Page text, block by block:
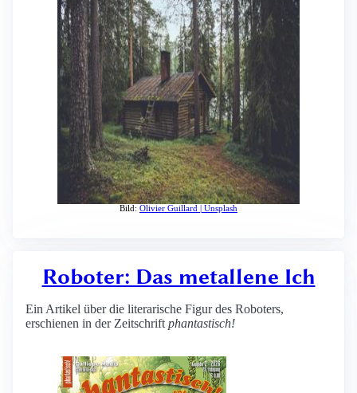
Bild: Olivier Guillard | Unsplash
Roboter: Das metallene Ich
Ein Artikel über die literarische Figur des Roboters,
erschienen in der Zeitschrift phantastisch!